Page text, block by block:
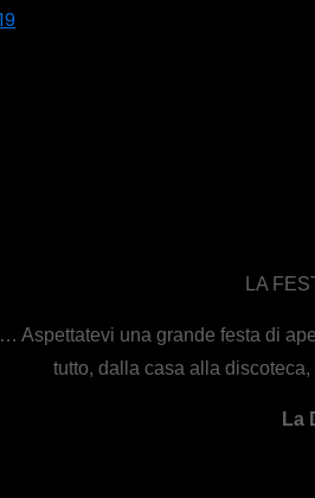
LA
Aspettatevi una grande festa di
tutto, dalla casa alla
La